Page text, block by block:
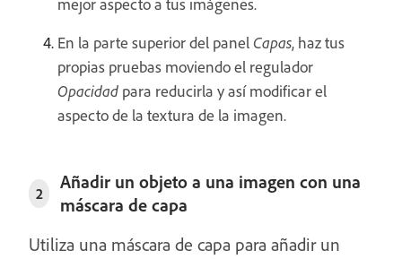
En la parte superior del panel Capas, haz tus
propias pruebas moviendo el regulador
Opacidad para reducirla y así modificar el
aspecto de la textura de la imagen.
2
Añadir un objeto a una imagen con una
máscara de capa
Utiliza una máscara de capa para añadir un